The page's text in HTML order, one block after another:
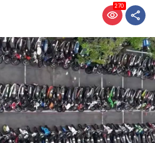
270